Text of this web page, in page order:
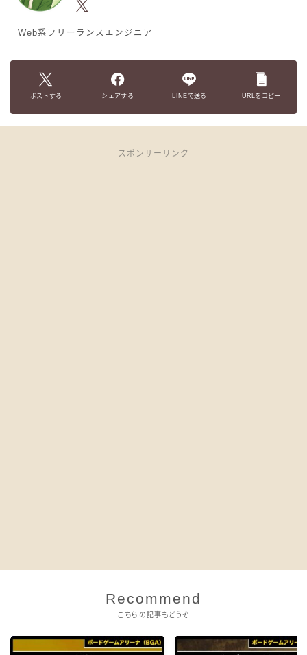
Web系フリーランスエンジニア
ポストする シェアする LINEで送る URLをコピー
スポンサーリンク
Recommend
こちらの記事もどうぞ